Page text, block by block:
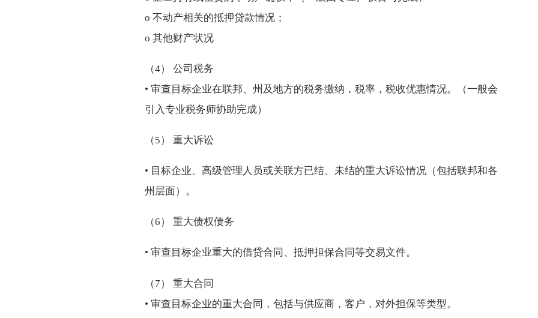
o 不动产相关的抵押贷款情况；
o 其他财产状况
（4） 公司税务
• 审查目标企业在联邦、州及地方的税务缴纳，税率，税收优惠情况。（一般会
引入专业税务师协助完成）
（5） 重大诉讼
• 目标企业、高级管理人员或关联方已结、未结的重大诉讼情况（包括联邦和各
州层面）。
（6） 重大债权债务
• 审查目标企业重大的借贷合同、抵押担保合同等交易文件。
（7） 重大合同
• 审查目标企业的重大合同，包括与供应商，客户，对外担保等类型。